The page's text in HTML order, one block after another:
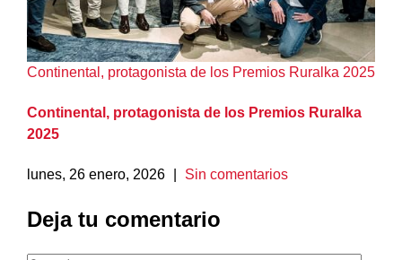
Continental, protagonista de los Premios Ruralka 2025
Continental, protagonista de los Premios Ruralka
2025
lunes, 26 enero, 2026 Sin comentarios
Deja tu comentario